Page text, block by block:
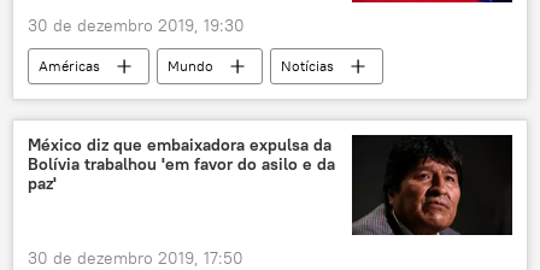
30 de dezembro 2019, 19:30
Américas Mundo
Notícias
Rússia
Venezuela
Nicolás Maduro
vacina
México diz que embaixadora expulsa da
Bolívia trabalhou 'em favor do asilo e da
paz'
30 de dezembro 2019, 17:50